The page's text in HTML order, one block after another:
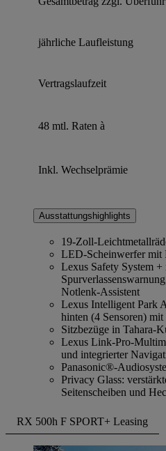
jährliche Laufleistung
Vertragslaufzeit
48 mtl. Raten à
Inkl. Wechselprämie
Ausstattungshighlights
19-Zoll-
LED-Scheinwerfer mit
Lexus Safety System +
Notlenk-Assistent
Lexus Intelligent Park
hinten (4 Sensoren)
Sitzbezüge in Tahara-
Lexus Link-Pro-
und integrierter
Panasonic®-
Privacy Glass:
Seitenscheiben und
RX 500h F SPORT+ Leasing